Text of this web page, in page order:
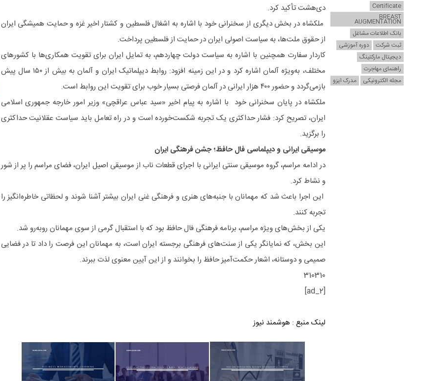
دی‌هشت تأکید کرد.
ملکشاه در بخش دیگری از سخنرانی خود با اشاره به اشغال فلسطین و کشتار اخیر غزه و حمایت همیشگی ایران
از حقوق ملت‌ها، به سیاست اصولی ایران در حمایت از فلسطین پرداخت.
کاردار سفارت همچنین با اشاره به سیاست دولت چهاردهم، به تمایل ایران برای تقویت همکاری‌ها با کشورهای
مختلف، به‌ویژه آلمان اشاره کرد و در این زمینه افزود: روابط دیپلماتیک ایران و آلمان به بیش از ۱۵۰ سال پیش
بازمی‌گردد و حضور ۴۰۰ هزار ایرانی در آلمان فرصتی بسیار خوب برای تقویت این روابط است.
ملکشاه در پایان سخنرانی خود با اشاره به پیام اخیر «سید عباس عراقچی» وزیر امور خارجه جمهوری اسلامی
ایران، تصریح کرد: فشار حداکثری یک تجربه شکست‌خورده است و در راه تعامل باید سیاست عقلانیت حداکثری
را برگزید.
موسیقی ایرانی و دیپلماسی فال حافظ؛ جشن فرهنگی ایران
در ادامه مراسم، گروه موسیقی سنتی ایرانی با اجرای قطعات ناب از موسیقی اصیل ایران، فضای مراسم را پر از شور
و نشاط کرد.
این اجرا باعث شد که مهمانان با جنبه‌های هنری و فرهنگی غنی ایران بیشتر آشنا شوند و لحظاتی خاطره‌انگیز را
تجربه کنند.
یکی از بخش‌های ویژه مراسم، برنامه فرهنگی فال حافظ بود که با استقبال گرمی از سوی مهمانان روبه‌رو شد.
این بخش، که نمایانگر یکی از سنت‌های فرهنگی برجسته ایران است، به مهمانان این فرصت را داد تا در فضایی
صمیمی و دوستانه، اشعار حکمت‌آمیز حافظ را بخوانند و از این آیین معنوی لذت ببرند.
310310
[ad_2]
لینک منبع : هوشمند نیوز
Certificate
BREAST
AUGMENTATION
بانک اطلاعات مشاغل
ثبت شرکت
دوره آموزشی
دیجیتال مارکتینگ
راهنمای مهاجرت
مجله الکترونیکی
مدرک ایزو